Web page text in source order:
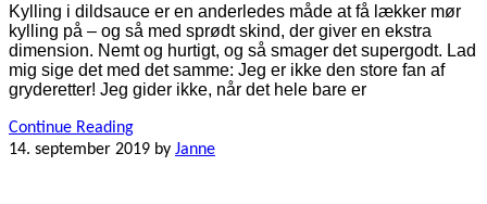
Kylling i dildsauce er en anderledes måde at få lækker mør
kylling på – og så med sprødt skind, der giver en ekstra
dimension. Nemt og hurtigt, og så smager det supergodt. Lad
mig sige det med det samme: Jeg er ikke den store fan af
gryderetter! Jeg gider ikke, når det hele bare er
Continue Reading
14. september 2019 by Janne